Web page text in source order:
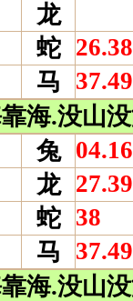
龙
蛇 26.38
马
37.49
海.没山
兔
龙 27.39
蛇 38
马
37.49
海.没山